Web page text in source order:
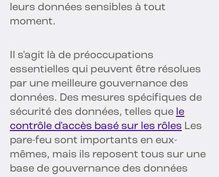
leurs données sensibles à tout
moment.
Il s'agit là de préoccupations
essentielles qui peuvent être résolues
par une meilleure gouvernance des
données. Des mesures spécifiques de
sécurité des données, telles que le
contrôle d'accès basé sur les rôles Les
pare-feu sont importants en eux-
mêmes, mais ils reposent tous sur une
base de gouvernance des données